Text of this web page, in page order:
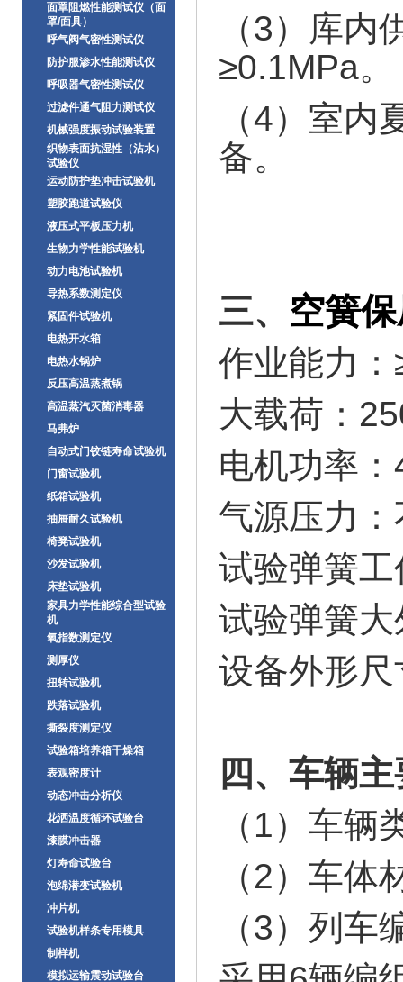
面罩阻燃性能测试仪（面
罩/面具）
呼气阀气密性测试仪
防护服渗水性能测试仪
呼吸器气密性测试仪
过滤件通气阻力测试仪
机械强度振动试验装置
织物表面抗湿性（沾水）
试验仪
运动防护垫冲击试验机
塑胶跑道试验仪
液压式平板压力机
生物力学性能试验机
动力电池试验机
导热系数测定仪
紧固件试验机
电热开水箱
电热水锅炉
反压高温蒸煮锅
高温蒸汽灭菌消毒器
马弗炉
自动式门铰链寿命试验机
门窗试验机
纸箱试验机
抽屉耐久试验机
椅凳试验机
沙发试验机
床垫试验机
家具力学性能综合型试验
机
氧指数测定仪
测厚仪
扭转试验机
跌落试验机
撕裂度测定仪
试验箱培养箱干燥箱
表观密度计
动态冲击分析仪
花洒温度循环试验台
漆膜冲击器
灯寿命试验台
泡绵潜变试验机
冲片机
试验机样条专用模具
制样机
模拟运输震动试验台
（3）库内
≥0.1MPa。
（4）室
备。
三、 空簧
作业能力
大载荷：
电机功率
气源压力
试验弹簧
试验弹簧
设备外形
四、车辆
（1）
（2）
（3）列车